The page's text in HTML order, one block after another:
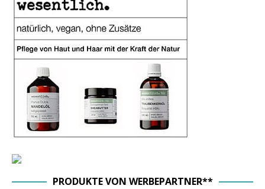
PRODUKTE VON WERBEPARTNER**